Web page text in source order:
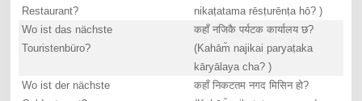
Restaurant?
nikaṭatama rēsṭurēnṭa hō? )
Wo ist das nächste
Touristenbüro?
कहाँ नजिकै पर्यटक कार्यालय छ?
(Kahām̐ najikai paryaṭaka
kāryālaya cha? )
Wo ist der nächste
कहाँ निकटतम नगद मिसिन हो?